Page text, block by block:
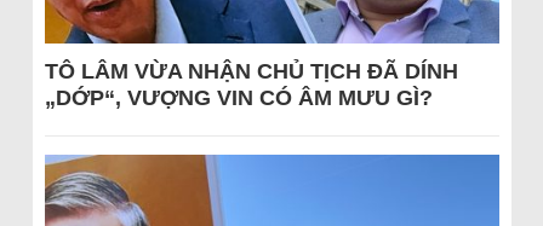
TÔ LÂM VỪA NHẬN CHỦ TỊCH ĐÃ DÍNH
„DỚP“, VƯỢNG VIN CÓ ÂM MƯU GÌ?